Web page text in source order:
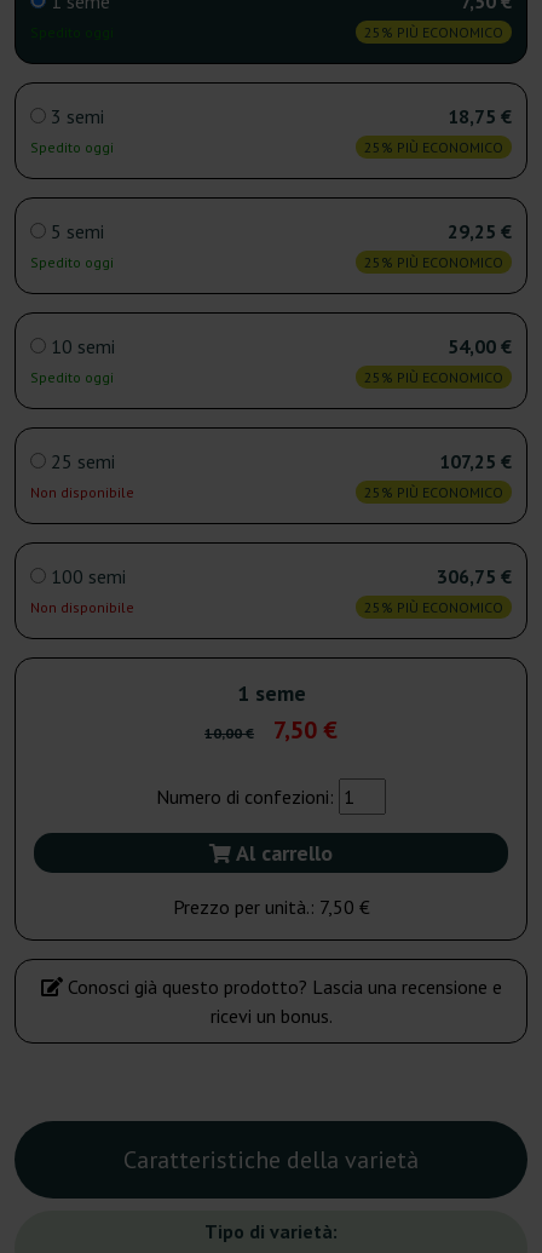
25% PIÙ ECONOMICO
3 semi
Spedito oggi
18,75 €
25% PIÙ ECONOMICO
5 semi
Spedito oggi
29,25 €
25% PIÙ ECONOMICO
10 semi
Spedito oggi
54,00 €
25% PIÙ ECONOMICO
25 semi
Non disponibile
107,25 €
25% PIÙ ECONOMICO
100 semi
Non disponibile
306,75 €
25% PIÙ ECONOMICO
1 seme
10,00 € 7,50 €
Numero di confezioni:
Al carrello
Prezzo per unità.: 7,50 €
Conosci già questo prodotto? Lascia una recensione e
ricevi un bonus.
Caratteristiche della varietà
Tipo di varietà: